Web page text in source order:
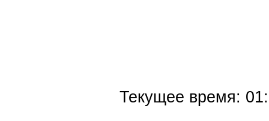
Текущее время: